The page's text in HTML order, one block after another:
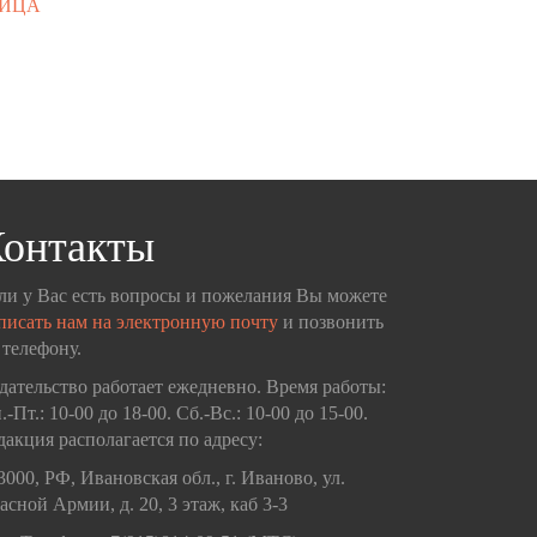
у Вас есть вопросы и пожелания Вы можете
нам на электронную почту и позвонить
работает ежедневно. Время работы:
Пт.: 10-00 до 18-00. Сб.-Вс.: 10-00 до 15-00.
располагается по адресу:
РФ, Ивановская обл., г. Иваново, ул.
Армии, д. 20, 3 этаж, каб 3-3